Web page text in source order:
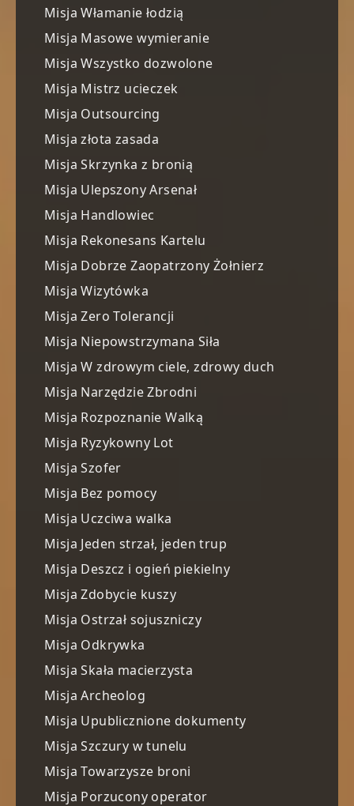
Misja Włamanie łodzią
Misja Masowe wymieranie
Misja Wszystko dozwolone
Misja Mistrz ucieczek
Misja Outsourcing
Misja złota zasada
Misja Skrzynka z bronią
Misja Ulepszony Arsenał
Misja Handlowiec
Misja Rekonesans Kartelu
Misja Dobrze Zaopatrzony Żołnierz
Misja Wizytówka
Misja Zero Tolerancji
Misja Niepowstrzymana Siła
Misja W zdrowym ciele, zdrowy duch
Misja Narzędzie Zbrodni
Misja Rozpoznanie Walką
Misja Ryzykowny Lot
Misja Szofer
Misja Bez pomocy
Misja Uczciwa walka
Misja Jeden strzał, jeden trup
Misja Deszcz i ogień piekielny
Misja Zdobycie kuszy
Misja Ostrzał sojuszniczy
Misja Odkrywka
Misja Skała macierzysta
Misja Archeolog
Misja Upublicznione dokumenty
Misja Szczury w tunelu
Misja Towarzysze broni
Misja Porzucony operator